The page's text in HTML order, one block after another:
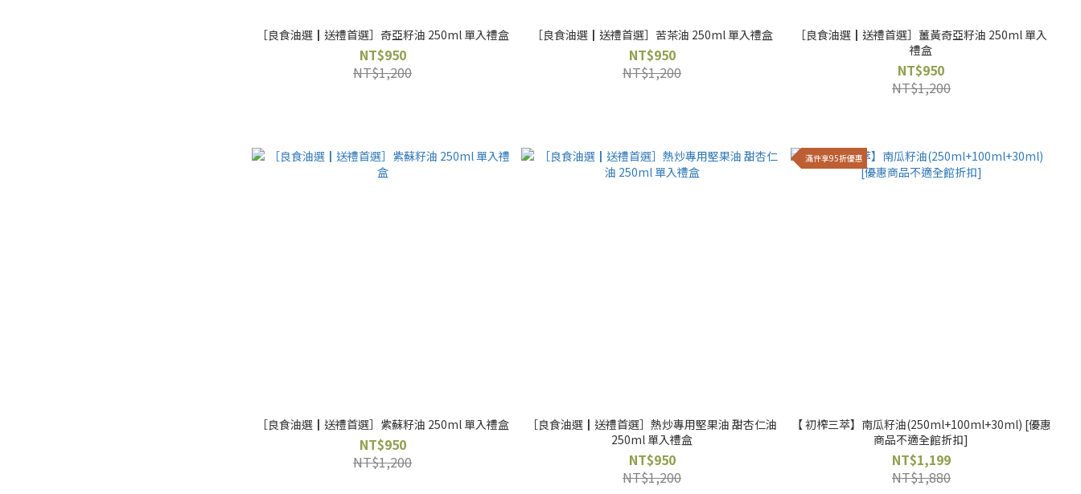
［良食油選┃送禮首選］奇亞籽油 250ml 單入禮盒
NT$950
NT$1,200
［良食油選┃送禮首選］苦茶油 250ml 單入禮盒
NT$950
NT$1,200
［良食油選┃送禮首選］薑黃奇亞籽油 250ml 單入
禮盒
NT$950
NT$1,200
［良食油選┃送禮首選］紫蘇籽油 250ml 單入禮盒
NT$950
NT$1,200
［良食油選┃送禮首選］熱炒專用堅果油 甜杏仁油
250ml 單入禮盒
NT$950
NT$1,200
滿件享95折優惠
【 初榨三萃】南瓜籽油(250ml+100ml+30ml) [優惠
商品不適全館折扣]
NT$1,199
NT$1,880